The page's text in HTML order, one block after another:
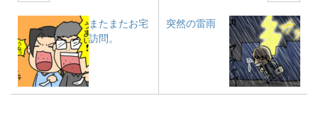
またまたお宅
訪問。
突然の雷雨